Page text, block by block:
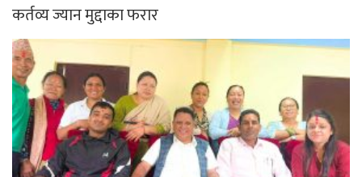
कर्तव्य ज्यान मुद्दाका फरार